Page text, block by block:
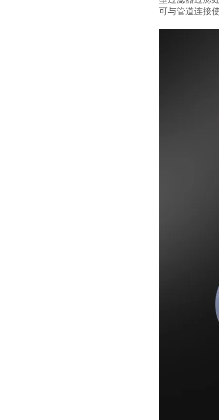
可与管道连接